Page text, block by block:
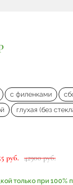
с филенками
глухая (без
руб. 42900 руб.
только при 100%